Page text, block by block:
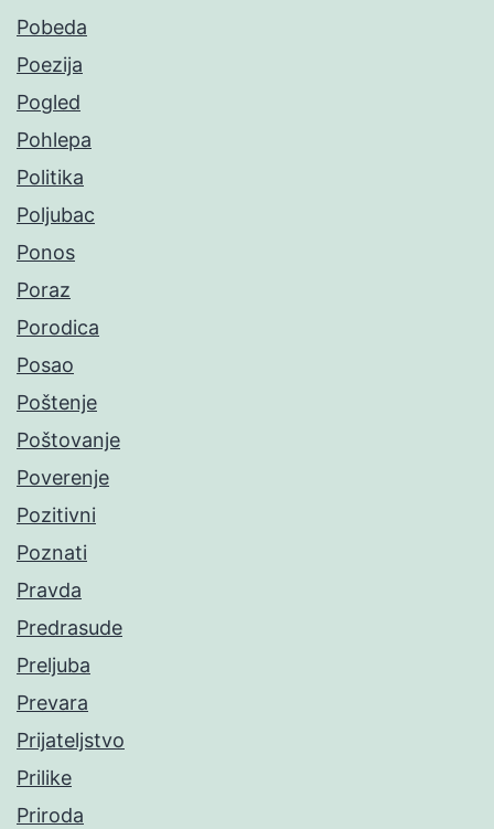
Pobeda
Poezija
Pogled
Pohlepa
Politika
Poljubac
Ponos
Poraz
Porodica
Posao
Poštenje
Poštovanje
Poverenje
Pozitivni
Poznati
Pravda
Predrasude
Preljuba
Prevara
Prijateljstvo
Prilike
Priroda